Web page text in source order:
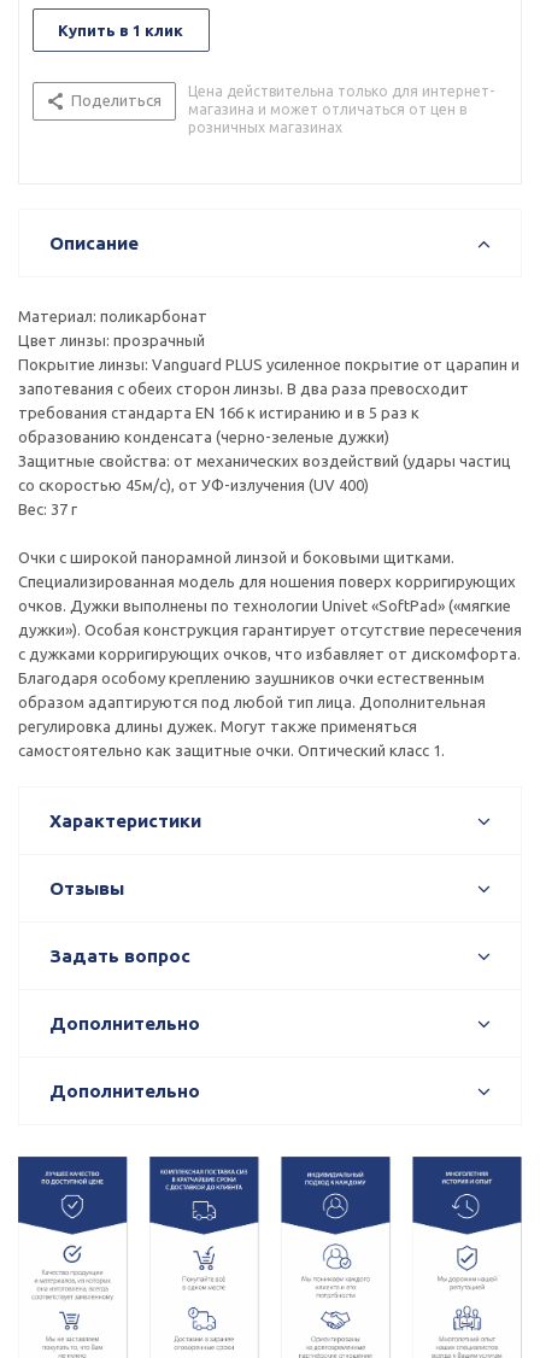
Купить в 1 клик
Поделиться
Цена действительна только для интернет-
магазина и может отличаться от цен в
розничных магазинах
Описание
Материал: поликарбонат
Цвет линзы: прозрачный
Покрытие линзы: Vanguard PLUS усиленное покрытие от царапин и
запотевания с обеих сторон линзы. В два раза превосходит
требования стандарта EN 166 к истиранию и в 5 раз к
образованию конденсата (черно-зеленые дужки)
Защитные свойства: от механических воздействий (удары частиц
со скоростью 45м/с), от УФ-излучения (UV 400)
Вес: 37 г
Очки с широкой панорамной линзой и боковыми щитками.
Специализированная модель для ношения поверх корригирующих
очков. Дужки выполнены по технологии Univet «SoftPad» («мягкие
дужки»). Особая конструкция гарантирует отсутствие пересечения
с дужками корригирующих очков, что избавляет от дискомфорта.
Благодаря особому креплению заушников очки естественным
образом адаптируются под любой тип лица. Дополнительная
регулировка длины дужек. Могут также применяться
самостоятельно как защитные очки. Оптический класс 1.
Характеристики
Отзывы
Задать вопрос
Дополнительно
Дополнительно